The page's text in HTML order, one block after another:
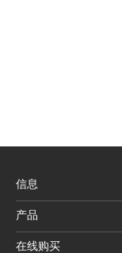
信息
产品
在线购买